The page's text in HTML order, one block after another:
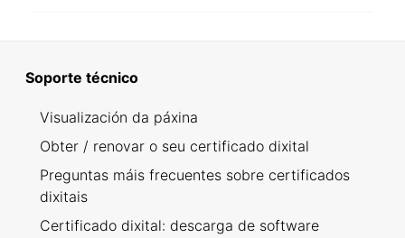
Soporte técnico
Visualización da páxina
Obter / renovar o seu certificado dixital
Preguntas máis frecuentes sobre certificados
dixitais
Certificado dixital: descarga de software